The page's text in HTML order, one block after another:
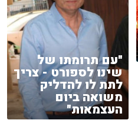
"עם תרומתו של
שינו לספורט - צריך
לתת לו להדליק
משואה ביום
העצמאות"